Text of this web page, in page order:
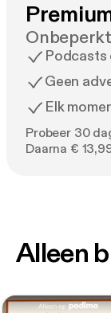
Podcasts
Geen
Elk
Probeer 30
Daarna €
Alleen